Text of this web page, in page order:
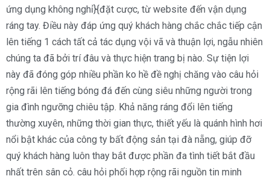
ứng dụng không nghỉ}{đặt cược, từ website đến vận dụng
ráng tay. Điều này đáp ứng quý khách hàng chắc chắc tiếp cận
lên tiếng 1 cách tất cả tác dụng vội vã và thuận lợi, ngẫu nhiên
chúng ta đã bởi trí đâu và thực hiện trang bị nào. Sự tiện lợi
này đã đóng góp nhiều phần ko hề đề nghị chăng vào câu hỏi
rộng rãi lên tiếng bóng đá đến cùng siêu những người trong
gia đình ngưỡng chiêu tập. Khả năng ráng đổi lên tiếng
thường xuyên, những thời gian thực, thiết yếu là quánh hình hơi
nổi bật khác của công ty bất động sản tại đà nẵng, giúp đỡ
quý khách hàng luôn thay bắt được phần đa tình tiết bắt đầu
nhất trên sân cỏ. câu hỏi phối hợp rộng rãi nguồn tin minh